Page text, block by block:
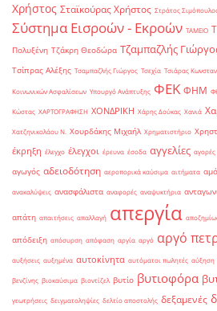
Χρήστος Σταϊκούρας Χρήστος Στράτος
Σύστημα Εισροών - Εκροών ΤΑΜΕΙΟ
Πολυξένη Τζάκρη Θεοδώρα Τζαμπαζλής
Τσίπρας Αλέξης Τσαμπαζλής Γιώργος Τσεχία Τσιάρας
Κοινωνικών Ασφαλίσεων Υπουργό Ανάπτυξης ΦΕΚ ΦΗΜ
Κώστας ΧΑΡΤΟΓΡΑΦΗΣΗ ΧΟΝΔΡΙΚΗ Χάρης Δούκας Χανιά
Χατζηνικολάου Ν. Χουρδάκης Μιχαήλ Χρηματιστήριο
έκρηξη έλεγχο έλεγχοι έρευνα έσοδα αγγελίες αγορές
αγωγός αδειοδότηση αεροπορικά καύσιμα αιτήματα
ανακαλύψεις ανασφάλιστα αναφορές αναψυκτήρια
απάτη απαιτήσεις απαλλαγή απεργία
απόδειξη απόσυρση απόφαση αργία αργό αργό
αυξήσεις αυξημένα αυτοκίνητα αυτόματοι πωλητές αύξηση
βενζίνης βιοκαύσιμα βιοντίζελ βυτίο βυτιοφόρα
γεωτρήσεις δειγματοληψίες δελτίο αποστολής δεξαμενές